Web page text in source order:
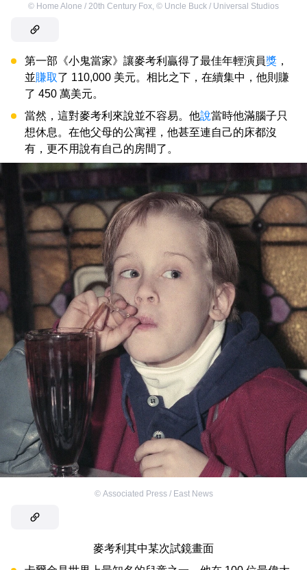
© Home Alone / 20th Century Fox, © Uncle Buck / Universal Studios
第一部《小鬼當家》讓麥考利贏得了最佳年輕演員獎 ，
並賺取了 110,000 美元。相比之下，在續集中，他則賺
了 450 萬美元。
當然，這對麥考利來說並不容易。他說當時他滿腦子只
想休息。在他父母的公寓裡，他甚至連自己的床都沒
有，更不用說有自己的房間了。
© Associated Press / East News
麥考利其中某次試鏡畫面